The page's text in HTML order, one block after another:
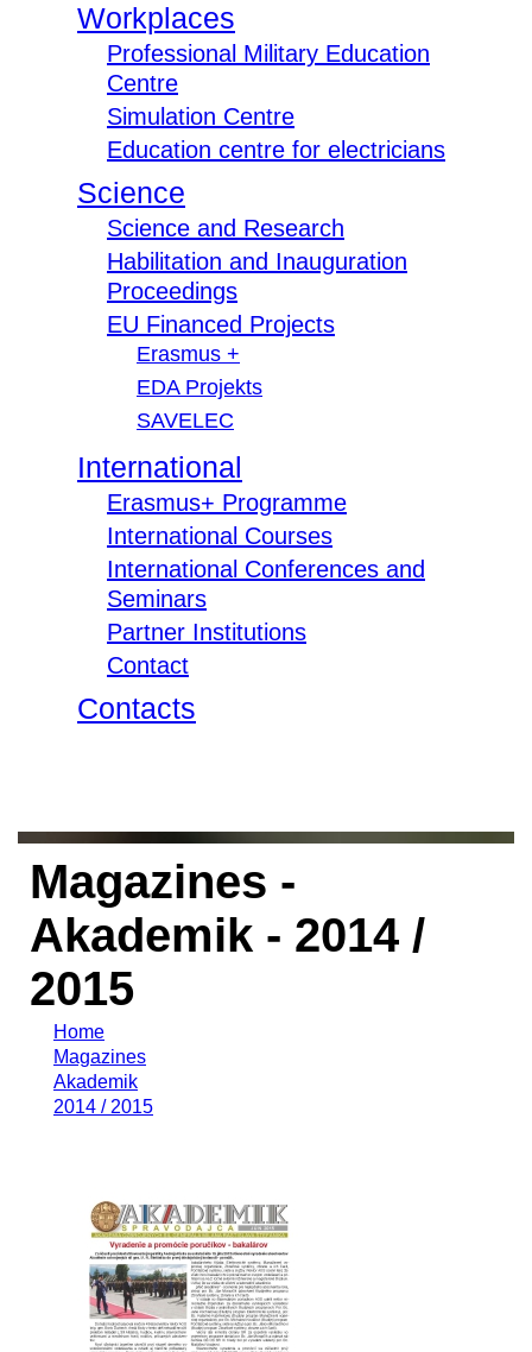
Workplaces
Professional Military Education
Centre
Simulation Centre
Education centre for electricians
Science
Science and Research
Habilitation and Inauguration
Proceedings
EU Financed Projects
Erasmus +
EDA Projekts
SAVELEC
International
Erasmus+ Programme
International Courses
International Conferences and
Seminars
Partner Institutions
Contact
Contacts
Magazines -
Akademik - 2014 /
2015
Home
Magazines
Akademik
2014 / 2015